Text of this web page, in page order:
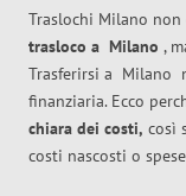
Traslochi Milano
trasloco a Milano ,
Trasferirsi a Milano
finanziaria. Ecco
chiara dei costi, così
costi nascosti o